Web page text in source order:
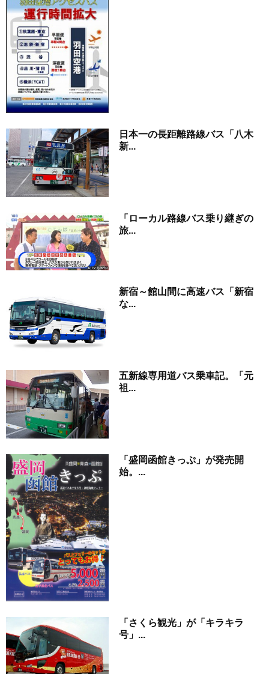
日本一の長距離路線バス「八木
新...
「ローカル路線バス乗り継ぎの
旅...
新宿～館山間に高速バス「新宿
な...
五新線専用道バス乗車記。「元
祖...
「盛岡函館きっぷ」が発売開
始。...
「さくら観光」が「キラキラ
号」...